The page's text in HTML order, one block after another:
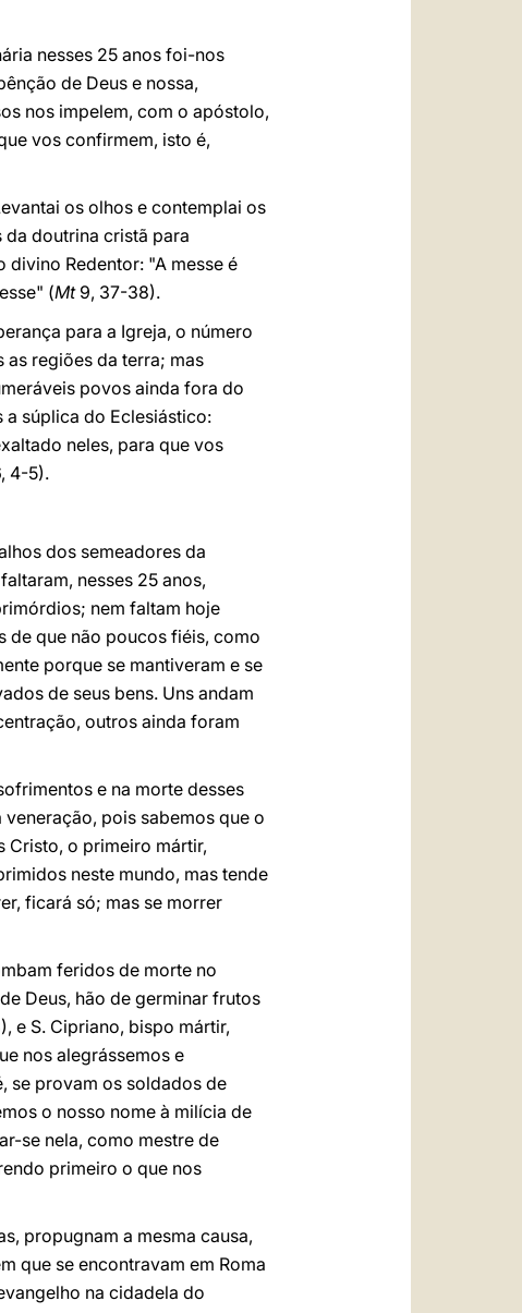
nesses 25 anos foi-nos
de Deus e nossa,
nos impelem, com o apóstolo,
vos confirmem, isto é,
os olhos e contemplai os
da doutrina cristã para
Redentor: "A messe é
(Mt9, 37-38).
para a Igreja, o número
regiões da terra; mas
povos ainda fora do
súplica do Eclesiástico:
neles, para que vos
4-5).
dos semeadores da
nesses 25 anos,
nem faltam hoje
de que não poucos fiéis, como
porque se mantiveram e se
de seus bens. Uns andam
outros ainda foram
e na morte desses
pois sabemos que o
Cristo, o primeiro mártir,
neste mundo, mas tende
ficará só; mas se morrer
feridos de morte no
Deus, hão de germinar frutos
e S. Cipriano, bispo mártir,
nos alegrássemos e
se provam os soldados de
o nosso nome à milícia de
se nela, como mestre de
primeiro o que nos
propugnam a mesma causa,
que se encontravam em Roma
na cidadela do